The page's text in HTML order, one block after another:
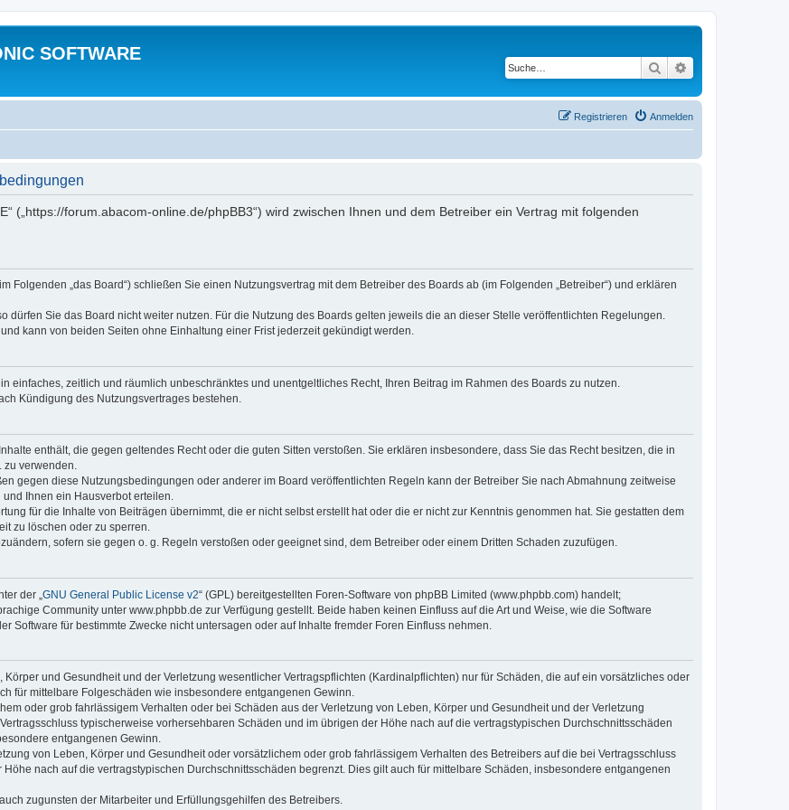
SOFTWARE
Suche
Anmelden
Registrieren
(„https://forum.abacom-online.de/phpBB3“) wird zwischen Ihnen und dem Betreiber ein Vertrag mit folgenden
Folgenden „das Board“) schließen Sie einen Nutzungsvertrag mit dem Betreiber des Boards ab (im Folgenden „Betreiber“) und erklären
dürfen Sie das Board nicht weiter nutzen. Für die Nutzung des Boards gelten jeweils die an dieser Stelle veröffentlichten Regelungen.
kann von beiden Seiten ohne Einhaltung einer Frist jederzeit gekündigt werden.
einfaches, zeitlich und räumlich unbeschränktes und unentgeltliches Recht, Ihren Beitrag im Rahmen des Boards zu nutzen.
Kündigung des Nutzungsvertrages bestehen.
enthält, die gegen geltendes Recht oder die guten Sitten verstoßen. Sie erklären insbesondere, dass Sie das Recht besitzen, die in
zu verwenden.
gegen diese Nutzungsbedingungen oder anderer im Board veröffentlichten Regeln kann der Betreiber Sie nach Abmahnung zeitweise
Ihnen ein Hausverbot erteilen.
für die Inhalte von Beiträgen übernimmt, die er nicht selbst erstellt hat oder die er nicht zur Kenntnis genommen hat. Sie gestatten dem
zu löschen oder zu sperren.
sofern sie gegen o. g. Regeln verstoßen oder geeignet sind, dem Betreiber oder einem Dritten Schaden zuzufügen.
der „ GNU General Public License v2“ (GPL) bereitgestellten Foren-Software von phpBB Limited (www.phpbb.com) handelt;
Community unter www.phpbb.de zur Verfügung gestellt. Beide haben keinen Einfluss auf die Art und Weise, wie die Software
Software für bestimmte Zwecke nicht untersagen oder auf Inhalte fremder Foren Einfluss nehmen.
und Gesundheit und der Verletzung wesentlicher Vertragspflichten (Kardinalpflichten) nur für Schäden, die auf ein vorsätzliches oder
für mittelbare Folgeschäden wie insbesondere entgangenen Gewinn.
oder grob fahrlässigem Verhalten oder bei Schäden aus der Verletzung von Leben, Körper und Gesundheit und der Verletzung
typischerweise vorhersehbaren Schäden und im übrigen der Höhe nach auf die vertragstypischen Durchschnittsschäden
entgangenen Gewinn.
von Leben, Körper und Gesundheit oder vorsätzlichem oder grob fahrlässigem Verhalten des Betreibers auf die bei Vertragsschluss
nach auf die vertragstypischen Durchschnittsschäden begrenzt. Dies gilt auch für mittelbare Schäden, insbesondere entgangenen
zugunsten der Mitarbeiter und Erfüllungsgehilfen des Betreibers.